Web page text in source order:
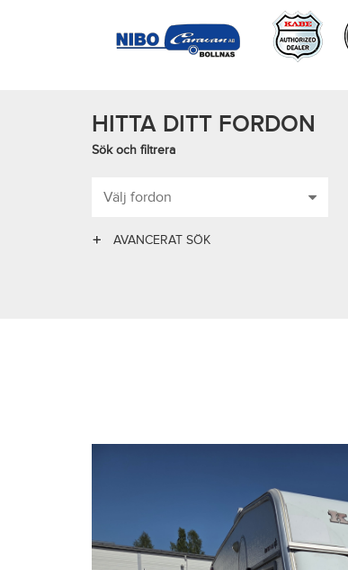
HITTA DITT FORDON
Sök och filtrera
Välj fordon
AVANCERAT SÖK